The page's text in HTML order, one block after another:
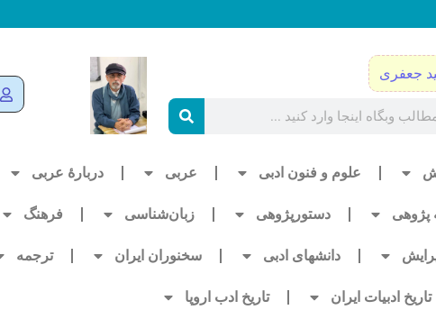
جعفری
علوم و فنون ادبی عربی دربارۀ عربی
پژوهی دستورپژوهی زبان‌شناسی فرهنگ
دانشهای ادبی سخنوران ایران ترجمه
تاریخ ادبیات ایران تاریخ ادب اروپا